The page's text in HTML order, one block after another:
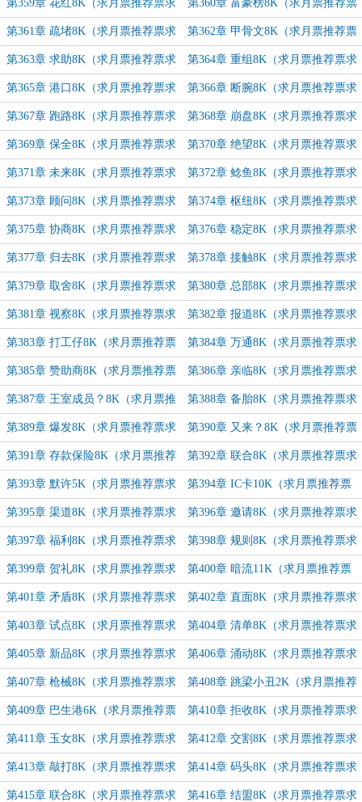
第359章 花红8K（求月票推荐票求
追订）
第360章 富豪榜8K（求月票推荐票
求追订）
第361章 疏堵8K（求月票推荐票求
追订）
第362章 甲骨文8K（求月票推荐票
求追订）
第363章 求助8K（求月票推荐票求
追订）
第364章 重组8K（求月票推荐票求
追订）
第365章 港口8K（求月票推荐票求
追订）
第366章 断腕8K（求月票推荐票求
追订）
第367章 跑路8K（求月票推荐票求
追订）
第368章 崩盘8K（求月票推荐票求
追订）
第369章 保全8K（求月票推荐票求
追订）
第370章 绝望8K（求月票推荐票求
追订）
第371章 未来8K（求月票推荐票求
追订）
第372章 鲶鱼8K（求月票推荐票求
追订）
第373章 顾问8K（求月票推荐票求
追订）
第374章 枢纽8K（求月票推荐票求
追订）
第375章 协商8K（求月票推荐票求
追订）
第376章 稳定8K（求月票推荐票求
追订）
第377章 归去8K（求月票推荐票求
追订）
第378章 接触8K（求月票推荐票求
追订）
第379章 取舍8K（求月票推荐票求
追订）
第380章 总部8K（求月票推荐票求
追订）
第381章 视察8K（求月票推荐票求
追订）
第382章 报道8K（求月票推荐票求
追订）
第383章 打工仔8K（求月票推荐票
求追订）
第384章 万通8K（求月票推荐票求
追订）
第385章 赞助商8K（求月票推荐票
求追订）
第386章 亲临8K（求月票推荐票求
追订）
第387章 王室成员？8K（求月票推
荐票求追订）
第388章 备胎8K（求月票推荐票求
追订）
第389章 爆发8K（求月票推荐票求
追订）
第390章 又来？8K（求月票推荐票
求追订）
第391章 存款保险8K（求月票推荐
票求追订）
第392章 联合8K（求月票推荐票求
追订）
第393章 默许5K（求月票推荐票求
追订）
第394章 IC卡10K（求月票推荐票
求追订）
第395章 渠道8K（求月票推荐票求
追订）
第396章 邀请8K（求月票推荐票求
追订）
第397章 福利8K（求月票推荐票求
追订）
第398章 规则8K（求月票推荐票求
追订）
第399章 贺礼8K（求月票推荐票求
追订）
第400章 暗流11K（求月票推荐票
求追订）
第401章 矛盾8K（求月票推荐票求
追订）
第402章 直面8K（求月票推荐票求
追订）
第403章 试点8K（求月票推荐票求
追订）
第404章 清单8K（求月票推荐票求
追订）
第405章 新品8K（求月票推荐票求
追订）
第406章 涌动8K（求月票推荐票求
追订）
第407章 枪械8K（求月票推荐票求
追订）
第408章 跳梁小丑2K（求月票推荐
票求追订）
第409章 巴生港6K（求月票推荐票
求追订）
第410章 拒收8K（求月票推荐票求
追订）
第411章 玉女8K（求月票推荐票求
追订）
第412章 交割8K（求月票推荐票求
追订）
第413章 敲打8K（求月票推荐票求
追订）
第414章 码头8K（求月票推荐票求
追订）
第415章 联合8K（求月票推荐票求 第416章 结盟8K（求月票推荐票求